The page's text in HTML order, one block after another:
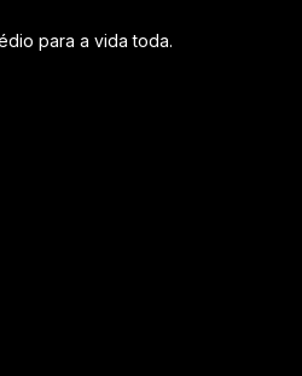
para a vida toda.